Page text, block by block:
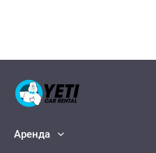
Аренда